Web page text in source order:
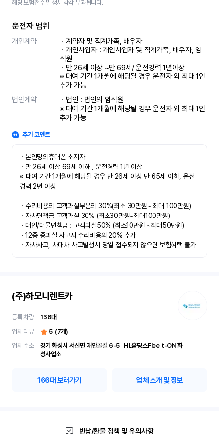
해당 보험접수 발생시 각각 부과됩니다.
운전자 범위
개인계약
ㆍ계약자 및 직계가족, 배우자
ㆍ개인사업자 : 개인사업자 및 직계가족, 배우자, 임
직원
ㆍ만 26세 이상 ~만 69세/ 운전경력 1년이상
※ 대여 기간 1개월에 해당될 경우 운전자 외 최대 1인
추가 가능
법인계약
ㆍ법인 : 법인의 임직원
※ 대여 기간 1개월에 해당될 경우 운전자 외 최대 1인
추가 가능
추가 코멘트
ㆍ본인명의휴대폰 소지자
ㆍ만 26세 이상 69세 이하 , 운전경력 1년 이상
※ 대여 기간 1개월에 해당될 경우 만 26세 이상 만 65세 이하, 운전
경력 2년 이상
ㆍ수리비용의 고객과실부분의 30%(최소 30만원~ 최대 100만원)
ㆍ자차면책금 고객과실 30% (최소30만원~최대100만원)
ㆍ대인/대물면책금 : 고객과실50% (최소10만원 ~최대50만원)
ㆍ12중 중과실 사고시 수리비용의 20% 추가
ㆍ자차사고, 차대차 사고발생시 당일 접수되지 않으면 보험혜택 불가
(주)하모니렌트카
등록 차량 166대
업체 리뷰
5 (7개)
업체 주소
경기 화성시 서신면 재안골길 6-5	 HL홀딩스Flee t-ON 화
성사업소
166대 보러가기 업체 소개 및 정보
반납/환불 정책 및 유의사항